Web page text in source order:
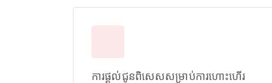
ការផ្តល់ជូនពិសេសសម្រាប់ការហោះហើរ